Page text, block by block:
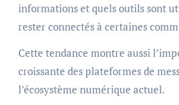
informations et quels outils sont
rester connectés à certaines
Cette tendance montre aussi
croissante des plateformes de
l’écosystème numérique actuel.